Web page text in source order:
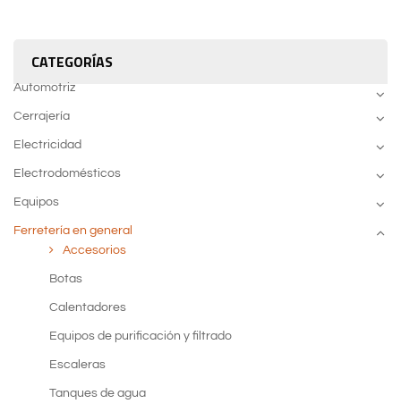
CATEGORÍAS
Automotriz
Cerrajería
Electricidad
Electrodomésticos
Equipos
Ferretería en general
Accesorios
Botas
Calentadores
Equipos de purificación y filtrado
Escaleras
Tanques de agua